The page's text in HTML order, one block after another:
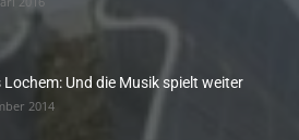
Und die Musik spielt weiter
2014